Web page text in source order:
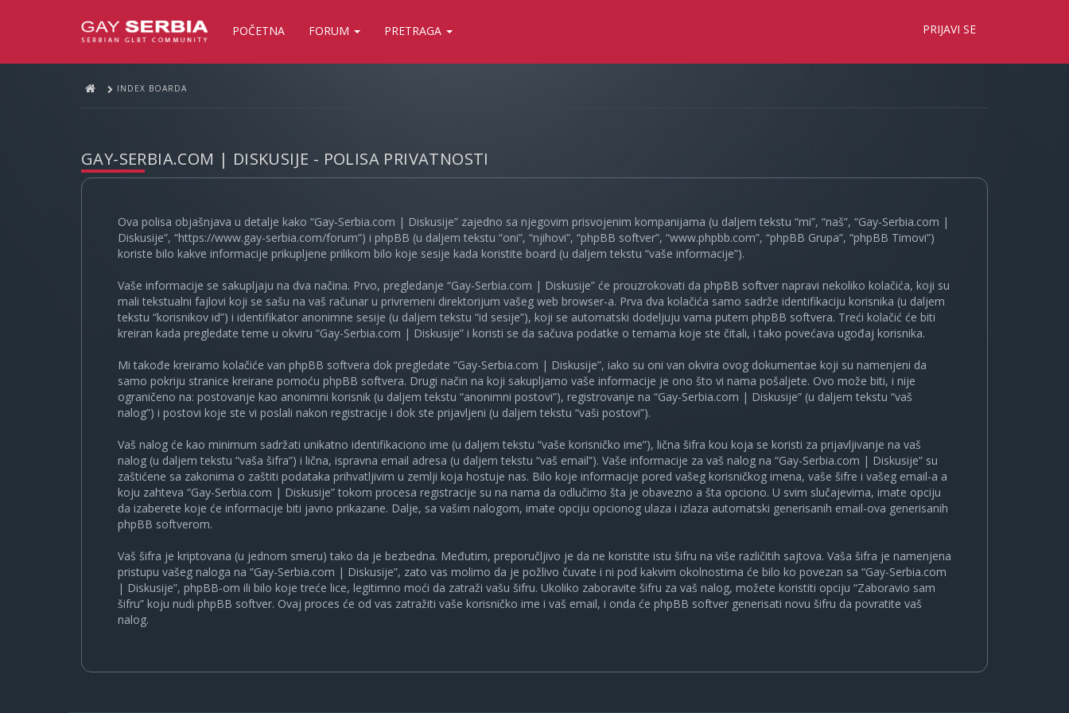
POČETNA FORUM PRETRAGA PRIJAVI SE
INDEX BOARDA
GAY-SERBIA.COM | DISKUSIJE - POLISA PRIVATNOSTI
Ova polisa objašnjava u detalje kako “Gay-Serbia.com | Diskusije” zajedno sa njegovim prisvojenim kompanijama (u daljem tekstu “mi”, “naš”, “Gay-Serbia.com |
Diskusije”, “https://www.gay-serbia.com/forum”) i phpBB (u daljem tekstu “oni”, “njihovi”, “phpBB softver”, “www.phpbb.com”, “phpBB Grupa”, “phpBB Timovi”)
koriste bilo kakve informacije prikupljene prilikom bilo koje sesije kada koristite board (u daljem tekstu “vaše informacije”).
Vaše informacije se sakupljaju na dva načina. Prvo, pregledanje “Gay-Serbia.com | Diskusije” će prouzrokovati da phpBB softver napravi nekoliko kolačića, koji su
mali tekstualni fajlovi koji se sašu na vaš računar u privremeni direktorijum vašeg web browser-a. Prva dva kolačića samo sadrže identifikaciju korisnika (u daljem
tekstu “korisnikov id”) i identifikator anonimne sesije (u daljem tekstu “id sesije”), koji se automatski dodeljuju vama putem phpBB softvera. Treći kolačić će biti
kreiran kada pregledate teme u okviru “Gay-Serbia.com | Diskusije” i koristi se da sačuva podatke o temama koje ste čitali, i tako povećava ugođaj korisnika.
Mi takođe kreiramo kolačiće van phpBB softvera dok pregledate “Gay-Serbia.com | Diskusije”, iako su oni van okvira ovog dokumentae koji su namenjeni da
samo pokriju stranice kreirane pomoću phpBB softvera. Drugi način na koji sakupljamo vaše informacije je ono što vi nama pošaljete. Ovo može biti, i nije
ograničeno na: postovanje kao anonimni korisnik (u daljem tekstu “anonimni postovi”), registrovanje na “Gay-Serbia.com | Diskusije” (u daljem tekstu “vaš
nalog”) i postovi koje ste vi poslali nakon registracije i dok ste prijavljeni (u daljem tekstu “vaši postovi”).
Vaš nalog će kao minimum sadržati unikatno identifikaciono ime (u daljem tekstu “vaše korisničko ime”), lična šifra kou koja se koristi za prijavljivanje na vaš
nalog (u daljem tekstu “vaša šifra”) i lična, ispravna email adresa (u daljem tekstu “vaš email”). Vaše informacije za vaš nalog na “Gay-Serbia.com | Diskusije” su
zaštićene sa zakonima o zaštiti podataka prihvatljivim u zemlji koja hostuje nas. Bilo koje informacije pored vašeg korisničkog imena, vaše šifre i vašeg email-a a
koju zahteva “Gay-Serbia.com | Diskusije” tokom procesa registracije su na nama da odlučimo šta je obavezno a šta opciono. U svim slučajevima, imate opciju
da izaberete koje će informacije biti javno prikazane. Dalje, sa vašim nalogom, imate opciju opcionog ulaza i izlaza automatski generisanih email-ova generisanih
phpBB softverom.
Vaš šifra je kriptovana (u jednom smeru) tako da je bezbedna. Međutim, preporučljivo je da ne koristite istu šifru na više različitih sajtova. Vaša šifra je namenjena
pristupu vašeg naloga na “Gay-Serbia.com | Diskusije”, zato vas molimo da je požlivo čuvate i ni pod kakvim okolnostima će bilo ko povezan sa “Gay-Serbia.com
| Diskusije”, phpBB-om ili bilo koje treće lice, legitimno moći da zatraži vašu šifru. Ukoliko zaboravite šifru za vaš nalog, možete koristiti opciju “Zaboravio sam
šifru” koju nudi phpBB softver. Ovaj proces će od vas zatražiti vaše korisničko ime i vaš email, i onda će phpBB softver generisati novu šifru da povratite vaš
nalog.